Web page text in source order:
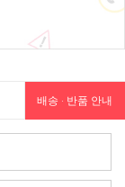
배송 · 반품 안내